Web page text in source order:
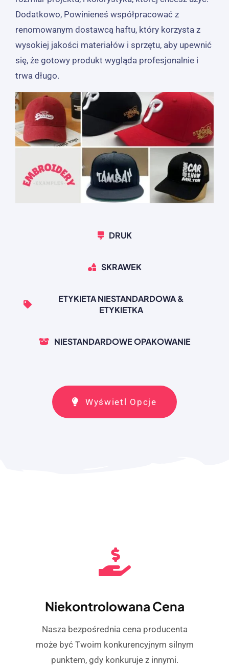
Dodatkowo, Powinieneś współpracować z
renomowanym dostawcą haftu, który korzysta z
wysokiej jakości materiałów i sprzętu, aby upewnić
się, że gotowy produkt wygląda profesjonalnie i
trwa długo.
DRUK
SKRAWEK
ETYKIETA NIESTANDARDOWA &
ETYKIETKA
NIESTANDARDOWE OPAKOWANIE
Wyświetl Opcje
Niekontrolowana Cena
Nasza bezpośrednia cena producenta
może być Twoim konkurencyjnym silnym
punktem, gdy konkuruje z innymi.